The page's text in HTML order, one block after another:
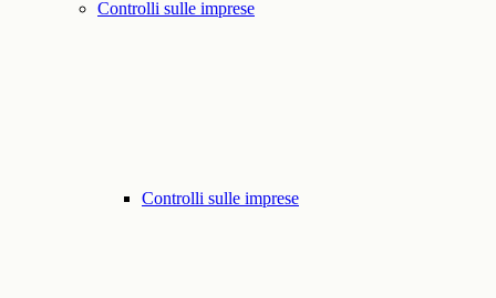
Controlli sulle imprese
Controlli sulle imprese